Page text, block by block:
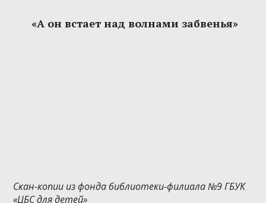
«А он встает над волнами забвенья»
Скан-копии из фонда библиотеки-филиала №9 ГБУК
«ЦБС для детей»